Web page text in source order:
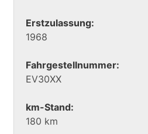
Erstzulassung:
1968
Fahrgestellnummer:
EV30XX
km-Stand:
180 km